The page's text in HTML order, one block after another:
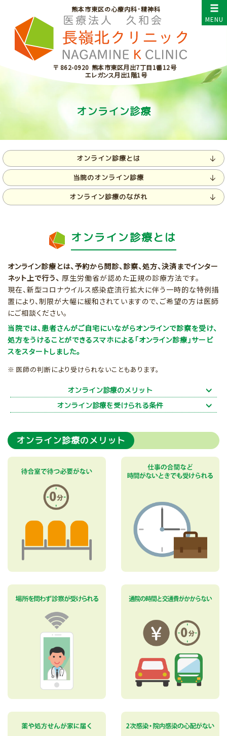
熊本市東区の心療内科･精神科
〒 862-0920 熊本市東区月出7丁目1番12号
エレガンス月出1階1号
オンライン診療
オンライン診療とは
当院のオンライン診療
オンライン診療のながれ
オンライン診療とは
オンライン診療とは、予約から問診、診察、処方、決済までインター
ネット上で行う、 厚生労働省が認めた正規の診療方法です。
現在、新型コロナウイルス感染症流行拡大に伴う一時的な特例措
置により、制限が大幅に緩和されていますので、ご希望の方は医師
にご相談ください。
当院では、患者さんがご自宅にいながらオンラインで診察を受け、
処方をうけることができるスマホによる「オンライン診療」サービ
スをスタートしました。
医師の判断により受けられないこともあります。
オンライン診療のメリット
オンライン診療を受けられる条件
オンライン診療のメリット